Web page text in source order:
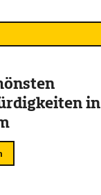
in